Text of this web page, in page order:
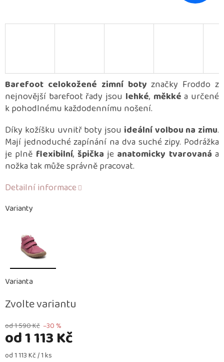
od 1 590 Kč –30 %
od1 113 Kč
Měrná
od 1 113 Kč / 1 ks
Zvolte variantu
Varianty
Varianta
Barefoot celokožené zimní boty značky Froddo z
nejnovější barefoot řady jsou lehké, měkké a určené
k pohodlnému každodennímu nošení.
Díky kožíšku uvnitř boty jsou ideální volbou na zimu.
Mají jednoduché zapínání na dva suché zipy. Podrážka
je plně flexibilní, špička je anatomicky tvarovaná a
nožka tak může správně pracovat.
Detailní informace